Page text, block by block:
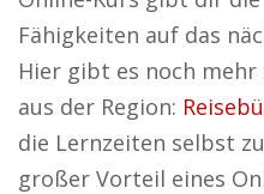
Fähigkeiten auf das
Hier gibt es noch
aus der Region:
die Lernzeiten selbst
großer Vorteil eines